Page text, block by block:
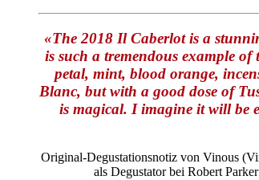
«The 2018 Il Caberlot is a
is such a tremendous example
petal, mint, blood orange,
Blanc, but with a good dose of
is magical. I imagine it will be
Original-Degustationsnotiz von Vinous
als Degustator bei Robert